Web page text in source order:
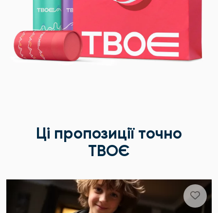
Ці пропозиції точно
ТВОЄ